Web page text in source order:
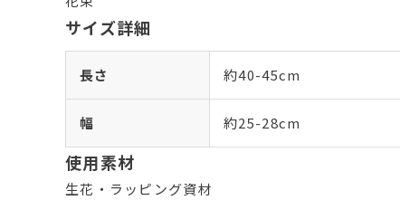
サイズ詳細
長さ 約40-45cm
幅 約25-28cm
使用素材
生花・ラッピング資材